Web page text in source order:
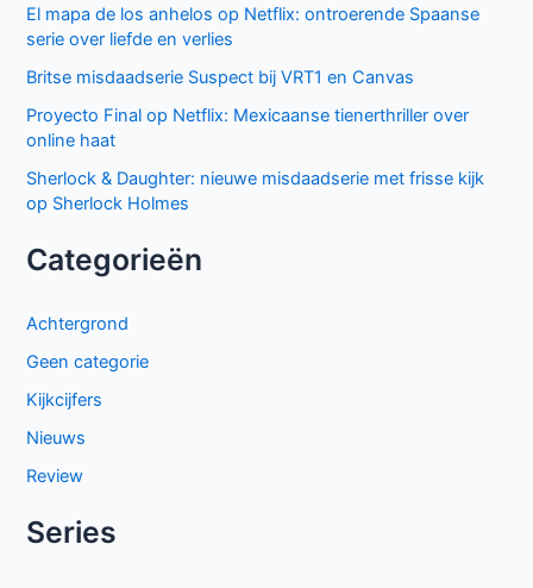
El mapa de los anhelos op Netflix: ontroerende Spaanse
serie over liefde en verlies
Britse misdaadserie Suspect bij VRT1 en Canvas
Proyecto Final op Netflix: Mexicaanse tienerthriller over
online haat
Sherlock & Daughter: nieuwe misdaadserie met frisse kijk
op Sherlock Holmes
Categorieën
Achtergrond
Geen categorie
Kijkcijfers
Nieuws
Review
Series